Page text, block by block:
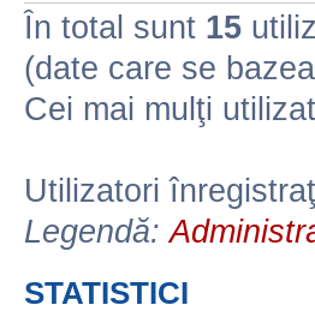
În total sunt 15
(date care se
Cei mai mulţi
Utilizatori
Legendă:
STATISTICI